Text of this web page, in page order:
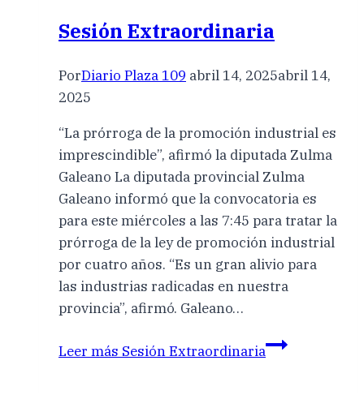
Sesión Extraordinaria
PorDiario Plaza 109 abril 14, 2025abril 14,
2025
“La prórroga de la promoción industrial es
imprescindible”, afirmó la diputada Zulma
Galeano La diputada provincial Zulma
Galeano informó que la convocatoria es
para este miércoles a las 7:45 para tratar la
prórroga de la ley de promoción industrial
por cuatro años. “Es un gran alivio para
las industrias radicadas en nuestra
provincia”, afirmó. Galeano…
Leer más Sesión Extraordinaria